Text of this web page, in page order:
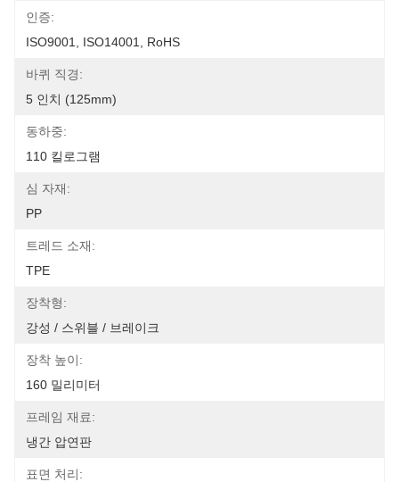
인증:
ISO9001, ISO14001, RoHS
바퀴 직경:
5 인치 (125mm)
동하중:
110 킬로그램
심 자재:
PP
트레드 소재:
TPE
장착형:
강성 / 스위블 / 브레이크
장착 높이:
160 밀리미터
프레임 재료:
냉간 압연판
표면 처리: